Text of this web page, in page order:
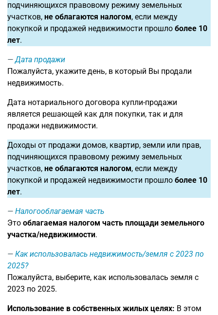
подчиняющихся правовому режиму земельных
участков, не облагаются налогом, если между
покупкой и продажей недвижимости прошло более 10
лет.
Дата продажи
Пожалуйста, укажите день, в который Вы продали
недвижимость.
Дата нотариального договора купли-продажи
является решающей как для покупки, так и для
продажи недвижимости.
Доходы от продажи домов, квартир, земли или прав,
подчиняющихся правовому режиму земельных
участков, не облагаются налогом, если между
покупкой и продажей недвижимости прошло более 10
лет.
Налогооблагаемая часть
Это облагаемая налогом часть площади земельного
участка/недвижимости.
Как использовалась недвижимость/земля с 2023 по
2025?
Пожалуйста, выберите, как использовалась земля с
2023 по 2025.
Использование в собственных жилых целях: В этом